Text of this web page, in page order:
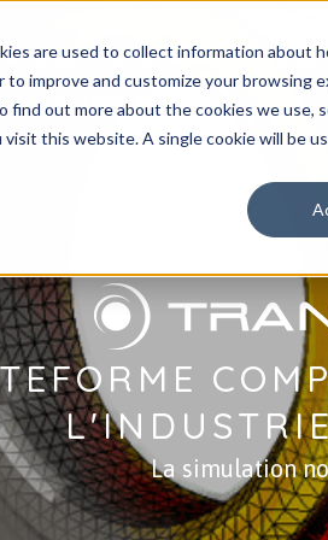
are used to collect information about
improve and customize your browsing
out more about the cookies we use,
this website. A single cookie will be
NOS SOLUTIONS NOS SERVICES
TISD 2026
La simulation